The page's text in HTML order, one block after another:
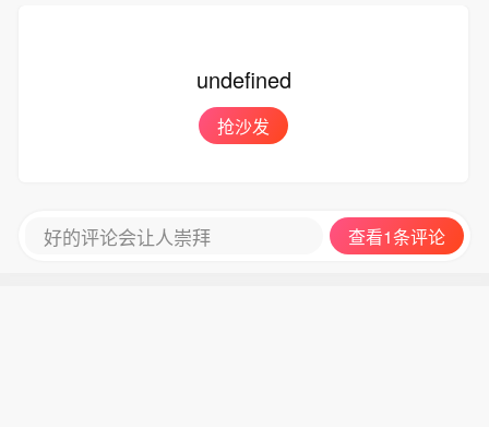
undefined
抢沙发
好的评论会让人崇拜 查看1条评论